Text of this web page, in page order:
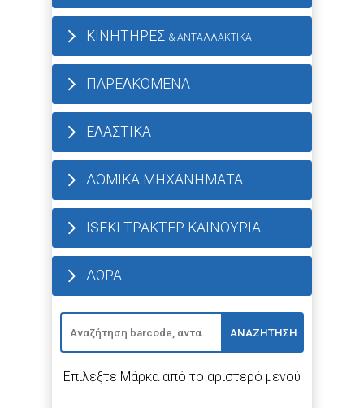
ΚΙΝΗΤΗΡΕΣ & ΑΝΤΑΛΛΑΚΤΙΚΑ
ΠΑΡΕΛΚΟΜΕΝΑ
ΕΛΑΣΤΙΚΑ
ΔΟΜΙΚΑ ΜΗΧΑΝΗΜΑΤΑ
ISEKI ΤΡΑΚΤΕΡ ΚΑΙΝΟΥΡΙΑ
ΔΩΡΑ
ΑΝΑΖΗΤΗΣΗ
Επιλέξτε Μάρκα από το αριστερό μενού